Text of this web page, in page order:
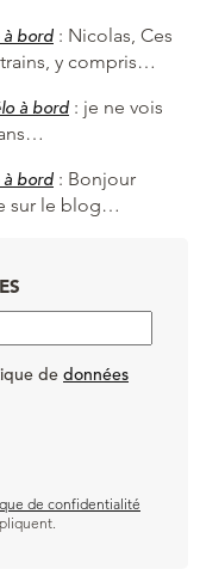
à bord : Nicolas, Ces
y compris…
à bord : je ne vois
à bord : Bonjour
sur le blog…
de données
de confidentialité